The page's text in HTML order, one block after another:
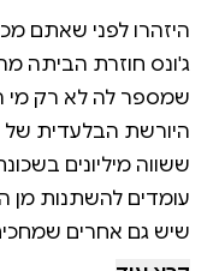
ג'ונס חוזרת הביתה
שמספר לה לא רק מי
היורשת הבלעדית
ששווה מיליונים
עומדים להשתנות מן
שיש גם אחרים
ביניהם בלתי נמנע.